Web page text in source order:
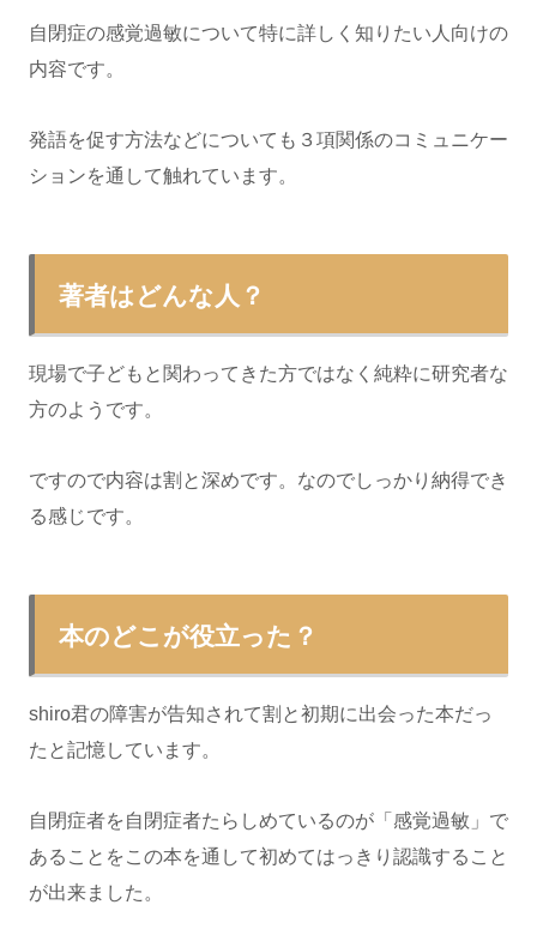
自閉症の感覚過敏について特に詳しく知りたい人向けの
内容です。
発語を促す方法などについても３項関係のコミュニケー
ションを通して触れています。
著者はどんな人？
現場で子どもと関わってきた方ではなく純粋に研究者な
方のようです。
ですので内容は割と深めです。なのでしっかり納得でき
る感じです。
本のどこが役立った？
shiro君の障害が告知されて割と初期に出会った本だっ
たと記憶しています。
自閉症者を自閉症者たらしめているのが「感覚過敏」で
あることをこの本を通して初めてはっきり認識すること
が出来ました。